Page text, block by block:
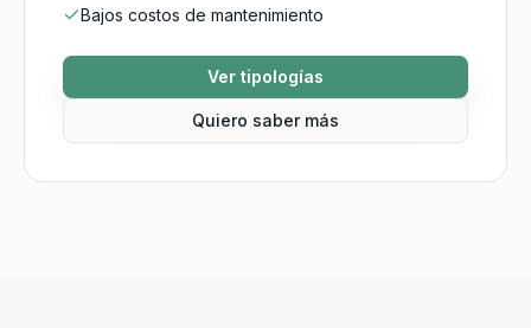
Bajos costos de mantenimiento
Ver tipologías
Quiero saber más